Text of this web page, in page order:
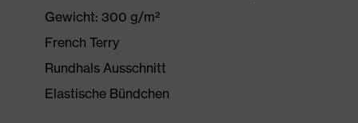
Gewicht: 300 g/m²
French Terry
Rundhals Ausschnitt
Elastische Bündchen